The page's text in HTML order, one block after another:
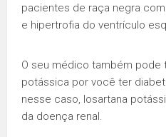
pacientes de raça negra
e hipertrofia do ventrículo
O seu médico também pode
potássica por você ter
nesse caso, losartana
da doença renal.